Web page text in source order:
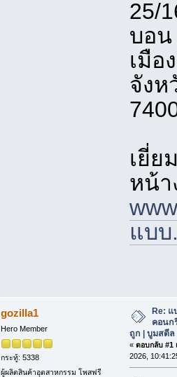
25/
บอน
เมือ
จังห
เยี่ย
หน้า
แบบ
gozilla1
Hero Member
กระทู้: 5338
ผู้ผลิตสินค้าอุตสาหกรรม โพสฟรี
Re: แ
คอนก
ถูก | บูมสตี
« ตอบกลับ #1
2026,